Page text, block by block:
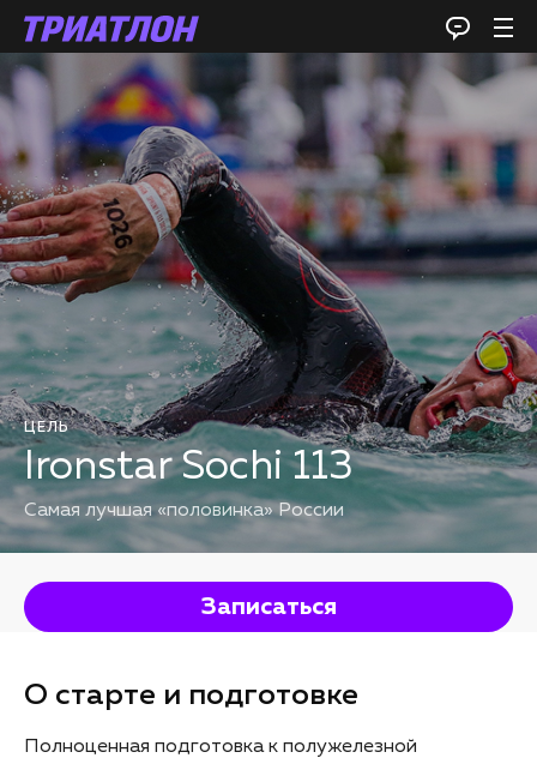
ЦЕЛЬ
Ironstar Sochi 113
Самая лучшая «половинка» России
Записаться
О старте и подготовке
Полноценная подготовка к полужелезной